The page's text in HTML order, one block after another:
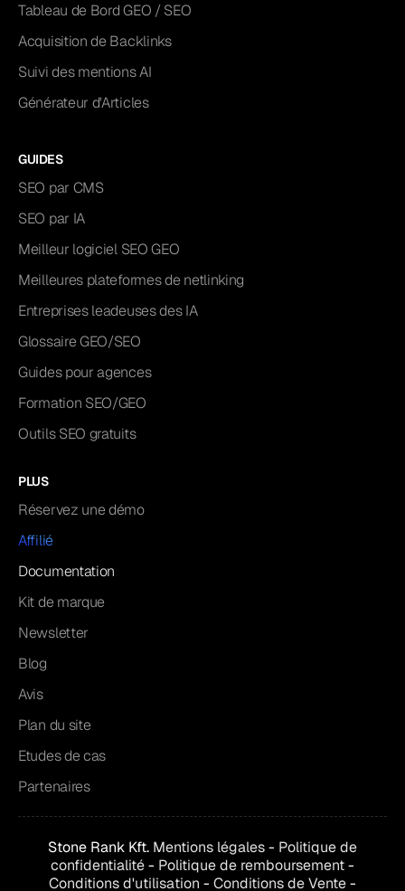
Tableau de Bord GEO / SEO
Acquisition de Backlinks
Suivi des mentions AI
Générateur d'Articles
GUIDES
SEO par CMS
SEO par IA
Meilleur logiciel SEO GEO
Meilleures plateformes de netlinking
Entreprises leadeuses des IA
Glossaire GEO/SEO
Guides pour agences
Formation SEO/GEO
Outils SEO gratuits
PLUS
Réservez une démo
Affilié
Documentation
Kit de marque
Newsletter
Blog
Avis
Plan du site
Etudes de cas
Partenaires
Stone Rank Kft. Mentions légales- Politique de
confidentialité- Politique de remboursement-
Conditions d'utilisation - Conditions deVente-